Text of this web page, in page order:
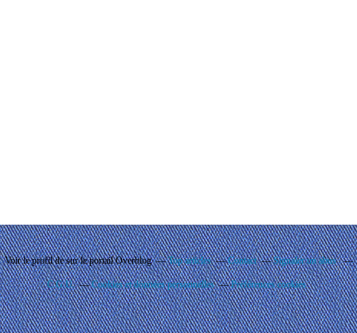
Voir le profil desur le portail Overblog Top articles Contact Signaler un abus
C.G.U. Cookies et données personnelles Préférences cookies